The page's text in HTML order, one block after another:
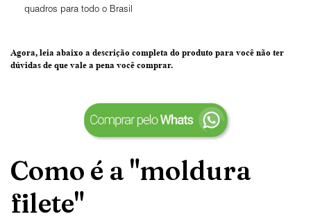
quadros para todo o Brasil
Agora, leia abaixo a descrição completa do produto para você não ter
dúvidas de que vale a pena você comprar.
Como é a "moldura
filete"